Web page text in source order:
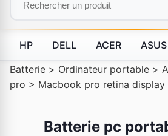
HP DELL ACER ASUS
Batterie > Ordinateur portable >
pro > Macbook pro retina display
Batterie pc